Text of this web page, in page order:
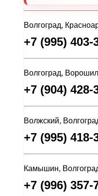
Волгоград,
+7 (995) 403-
Волгоград,
+7 (904) 428-
Волжский,
+7 (995) 418-
Камышин,
+7 (996) 357-